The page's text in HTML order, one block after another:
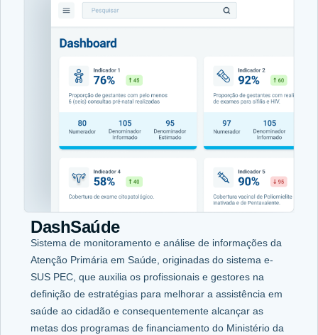
DashSaúde
Sistema de monitoramento e análise de informações da
Atenção Primária em Saúde, originadas do sistema e-
SUS PEC, que auxilia os profissionais e gestores na
definição de estratégias para melhorar a assistência em
saúde ao cidadão e consequentemente alcançar as
metas dos programas de financiamento do Ministério da